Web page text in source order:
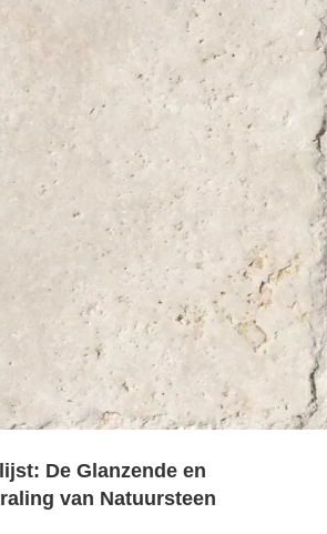
De Glanzende en
van Natuursteen